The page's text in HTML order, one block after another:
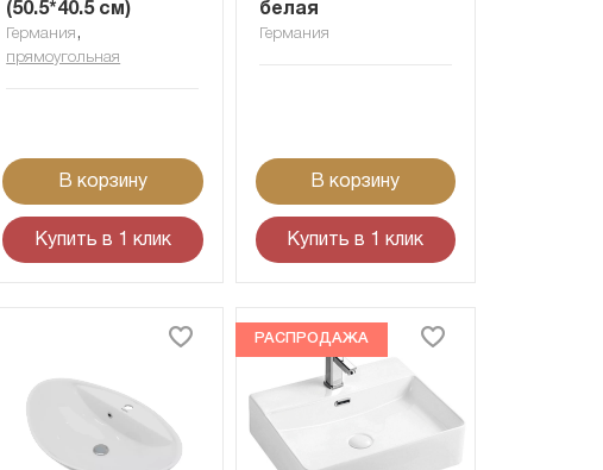
(50.5*40.5 см)
Германия ,
прямоугольная
В корзину
Купить в 1 клик
белая
Германия
В корзину
Купить в 1 клик
РАСПРОДАЖА